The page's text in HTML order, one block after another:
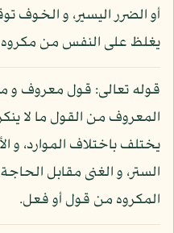
أو الضرر اليسير، و الخوف
يغلظ على النفس من مكروه
قوله تعالى: قول معروف
المعروف من القول ما لا
يختلف باختلاف الموارد، و
الستر، و الغنى مقابل
المكروه من قول أو فعل.